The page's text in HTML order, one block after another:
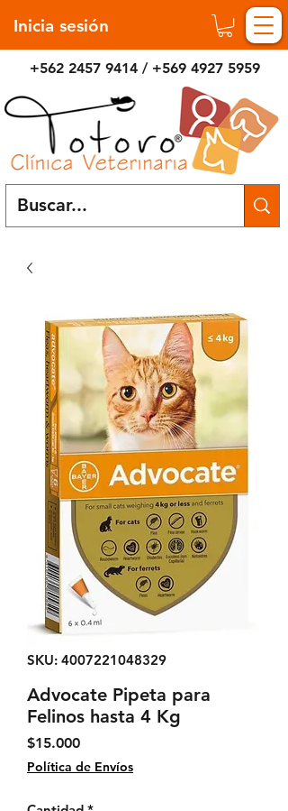
Inicia sesión
+562 2457 9414 / +569 4927 5959
SKU: 4007221048329
Advocate Pipeta para
Felinos hasta 4 Kg
$15.000Precio
Política de Envíos